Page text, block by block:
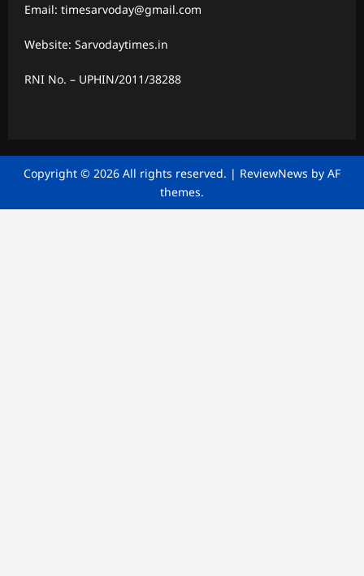
Email: timesarvoday@gmail.com
Website: Sarvodaytimes.in
RNI No. – UPHIN/2011/38288
Copyright © 2026 All rights reserved. | ReviewNews by AF
themes.